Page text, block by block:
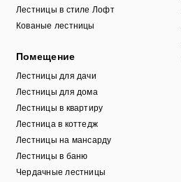
Лестницы в стиле Лофт
Кованые лестницы
Помещение
Лестницы для дачи
Лестницы для дома
Лестницы в квартиру
Лестница в коттедж
Лестницы на мансарду
Лестницы в баню
Чердачные лестницы